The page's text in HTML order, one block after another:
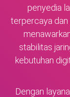
penyedia
terpercaya dan
stabilitas
kebutuhan
Dengan